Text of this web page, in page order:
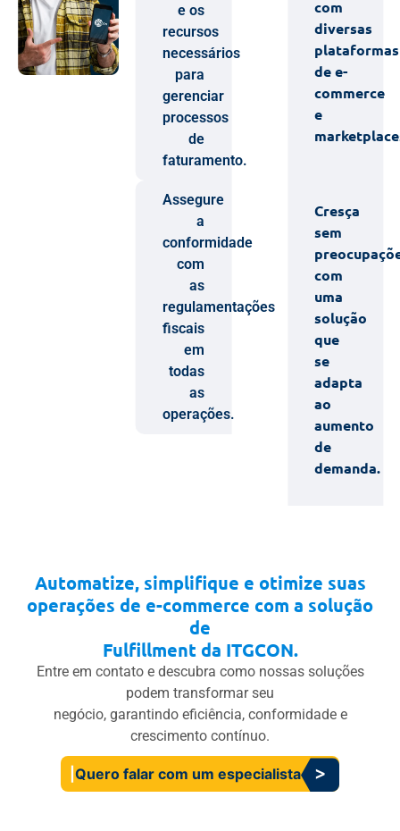
e os
recursos
necessários
para
gerenciar
processos
de
faturamento.
Assegure
a
conformidade
com
as
regulamentações
fiscais
em
todas
as
operações.
com
diversas
plataformas
de e-
commerce
e
Cresça
sem
com
uma
solução
que
se
adapta
ao
aumento
de
demanda.
Automatize, simplifique e otimize suas
operações de e-commerce com a solução
de
Fulfillment da ITGCON.
Entre em contato e descubra como nossas soluções
podem transformar seu
negócio, garantindo eficiência, conformidade e
crescimento contínuo.
Quero falar com um especialista